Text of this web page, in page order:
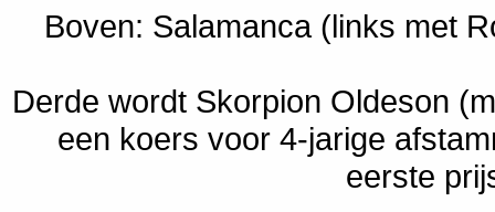
Boven: Salamanca (links met
Derde wordt Skorpion Oldeson
een koers voor 4-jarige
eerste